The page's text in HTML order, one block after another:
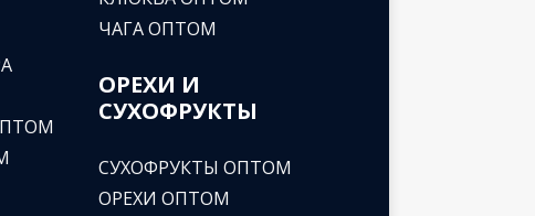
ЧАГА ОПТОМ
ОРЕХИ И
СУХОФРУКТЫ
СУХОФРУКТЫ ОПТОМ
ОРЕХИ ОПТОМ